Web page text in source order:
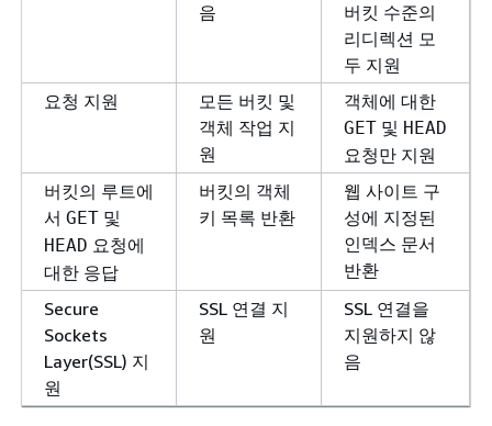
음
버킷 수준의
리디렉션 모
두 지원
요청 지원
모든 버킷 및
객체 작업 지
원
객체에 대한
GET 및 HEAD
요청만 지원
버킷의 루트에
서 GET 및
HEAD 요청에
대한 응답
버킷의 객체
키 목록 반환
웹 사이트 구
성에 지정된
인덱스 문서
반환
Secure
Sockets
Layer(SSL) 지
원
SSL 연결 지
원
SSL 연결을
지원하지 않
음